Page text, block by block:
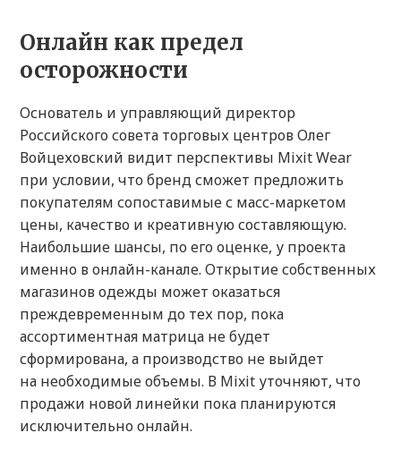
Онлайн как предел
осторожности
Основатель и управляющий директор
Российского совета торговых центров Олег
Войцеховский видит перспективы Mixit Wear
при условии, что бренд сможет предложить
покупателям сопоставимые с масс-маркетом
цены, качество и креативную составляющую.
Наибольшие шансы, по его оценке, у проекта
именно в онлайн-канале. Открытие собственных
магазинов одежды может оказаться
преждевременным до тех пор, пока
ассортиментная матрица не будет
сформирована, а производство не выйдет
на необходимые объемы. В Mixit уточняют, что
продажи новой линейки пока планируются
исключительно онлайн.